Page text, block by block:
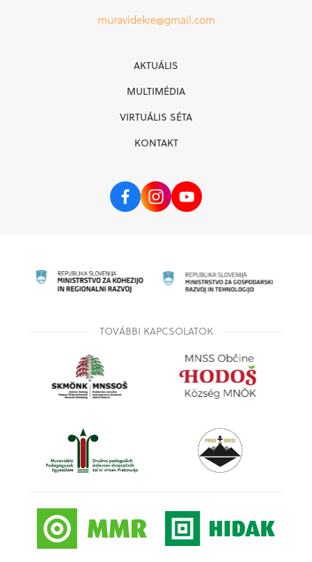
muravidekre@gmail.com
AKTUÁLIS
MULTIMÉDIA
VIRTUÁLIS SÉTA
KONTAKT
TOVÁBBI KAPCSOLATOK